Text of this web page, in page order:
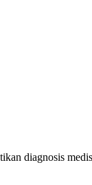
diagnosis